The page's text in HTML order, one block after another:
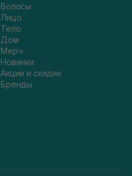
Волосы
Лицо
Тело
Дом
Мерч
Новинки
Акции и скидки
Бренды